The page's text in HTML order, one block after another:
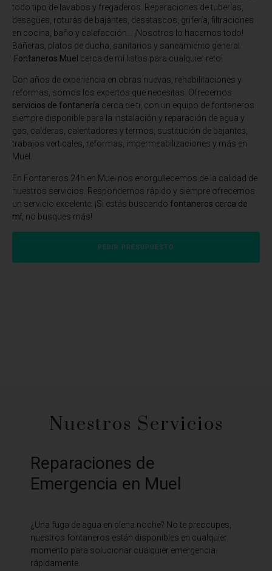
todo tipo de lavabos y fregaderos. Reparaciones de tuberías,
desagües, roturas de bajantes, desatascos, grifería, filtraciones
en cocina, baño y calefacción… ¡Nosotros lo hacemos todo!
Bañeras, platos de ducha, sanitarios y saneamiento general.
¡Fontaneros Muel cerca de mí listos para cualquier reto!
Con años de experiencia en obras nuevas, rehabilitaciones y
reformas, somos los expertos que necesitas. Ofrecemos
servicios de fontanería cerca de ti, con un equipo de fontaneros
siempre disponible para la instalación y reparación de agua y
gas, calderas, calentadores y termos, sustitución de bajantes,
trabajos verticales, reformas, impermeabilizaciones y más en
Muel.
En Fontaneros 24h en Muel nos enorgullecemos de la calidad de
nuestros servicios. Respondemos rápido y siempre ofrecemos
un servicio excelente. ¡Si estás buscando fontaneros cerca de
mí , no busques más!
PEDIR PRESUPUESTO
Nuestros Servicios
Reparaciones de
Emergencia en Muel
¿Una fuga de agua en plena noche? No te preocupes,
nuestros fontaneros están disponibles en cualquier
momento para solucionar cualquier emergencia
rápidamente.